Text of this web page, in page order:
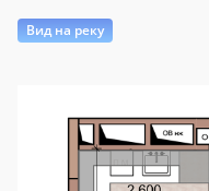
Вид на реку